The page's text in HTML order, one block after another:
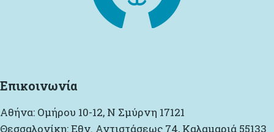
Επικοινωνία
Αθήνα: Ομήρου 10-12, Ν Σμύρνη 17121
Θεσσαλονίκη: Εθν. Αντιστάσεως 74, Καλαμαριά 55133